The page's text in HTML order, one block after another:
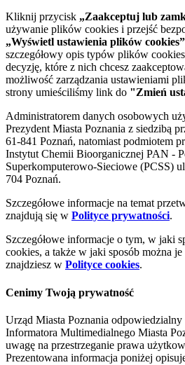
Kliknij przycisk „Zaakceptuj lub
używanie plików cookies i przejść
„Wyświetl ustawienia plików cookies”
szczegółowy opis typów plików
decyzję, które z nich chcesz
możliwość zarządzania ustawieniami
strony umieściliśmy link do "Zmień
Administratorem danych osobowych
Prezydent Miasta Poznania z siedzibą
61-841 Poznań, natomiast podmiotem
Instytut Chemii Bioorganicznej PAN -
Superkomputerowo-Sieciowe (PCSS)
704 Poznań.
Szczegółowe informacje na temat
znajdują się w Polityce prywatności.
Szczegółowe informacje o tym, w jaki
cookies, a także w jaki sposób można
znajdziesz w Polityce cookies.
Cenimy Twoją prywatność
Urząd Miasta Poznania
Informatora Multimedialnego Miasta
uwagę na przestrzeganie prawa
Prezentowana informacja poniżej